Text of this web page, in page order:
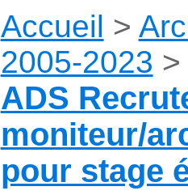
Accueil >
2005-2023
ADS
moniteur/
pour stage